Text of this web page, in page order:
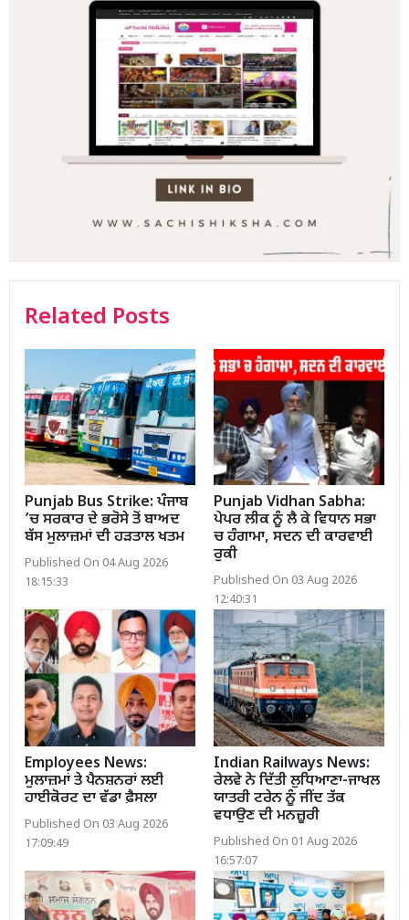
Related Posts
Punjab Bus Strike: ਪੰਜਾਬ
’ਚ ਸਰਕਾਰ ਦੇ ਭਰੋਸੇ ਤੋਂ ਬਾਅਦ
ਬੱਸ ਮੁਲਾਜ਼ਮਾਂ ਦੀ ਹੜਤਾਲ ਖਤਮ
Published On 04 Aug 2026
18:15:33
Punjab Vidhan Sabha:
ਪੇਪਰ ਲੀਕ ਨੂੰ ਲੈ ਕੇ ਵਿਧਾਨ ਸਭਾ
ਚ ਹੰਗਾਮਾ, ਸਦਨ ਦੀ ਕਾਰਵਾਈ
ਰੁਕੀ
Published On 03 Aug 2026
12:40:31
Employees News:
ਮੁਲਾਜ਼ਮਾਂ ਤੇ ਪੈਨਸ਼ਨਰਾਂ ਲਈ
ਹਾਈਕੋਰਟ ਦਾ ਵੱਡਾ ਫ਼ੈਸਲਾ
Published On 03 Aug 2026
17:09:49
Indian Railways News:
ਰੇਲਵੇ ਨੇ ਦਿੱਤੀ ਲੁਧਿਆਣਾ-ਜਾਖਲ
ਯਾਤਰੀ ਟਰੇਨ ਨੂੰ ਜੀਂਦ ਤੱਕ
ਵਧਾਉਣ ਦੀ ਮਨਜ਼ੂਰੀ
Published On 01 Aug 2026
16:57:07